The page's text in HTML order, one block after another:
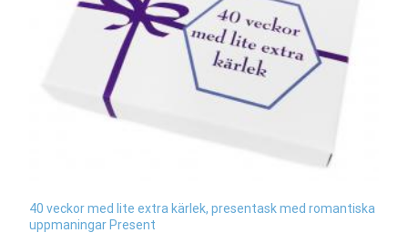
40 veckor med lite extra kärlek, presentask med romantiska
uppmaningar Present